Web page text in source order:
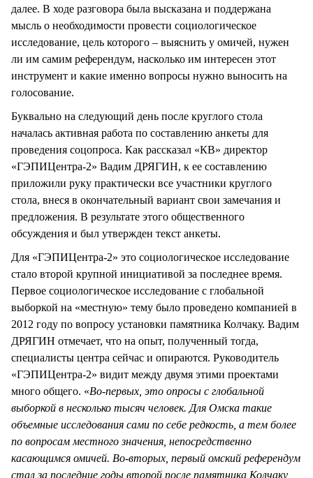
далее. В ходе разговора была высказана и поддержана
мысль о необходимости провести социологическое
исследование, цель которого – выяснить у омичей, нужен
ли им самим референдум, насколько им интересен этот
инструмент и какие именно вопросы нужно выносить на
голосование.
Буквально на следующий день после круглого стола
началась активная работа по составлению анкеты для
проведения соцопроса. Как рассказал «КВ» директор
«ГЭПИЦентра-2» Вадим ДРЯГИН, к ее составлению
приложили руку практически все участники круглого
стола, внеся в окончательный вариант свои замечания и
предложения. В результате этого общественного
обсуждения и был утвержден текст анкеты.
Для «ГЭПИЦентра-2» это социологическое исследование
стало второй крупной инициативой за последнее время.
Первое социологическое исследование с глобальной
выборкой на «местную» тему было проведено компанией в
2012 году по вопросу установки памятника Колчаку. Вадим
ДРЯГИН отмечает, что на опыт, полученный тогда,
специалисты центра сейчас и опираются. Руководитель
«ГЭПИЦентра-2» видит между двумя этими проектами
много общего. «Во-первых, это опросы с глобальной
выборкой в несколько тысяч человек. Для Омска такие
объемные исследования сами по себе редкость, а тем более
по вопросам местного значения, непосредственно
касающимся омичей. Во-вторых, первый омский референдум
стал за последние годы второй после памятника Колчаку